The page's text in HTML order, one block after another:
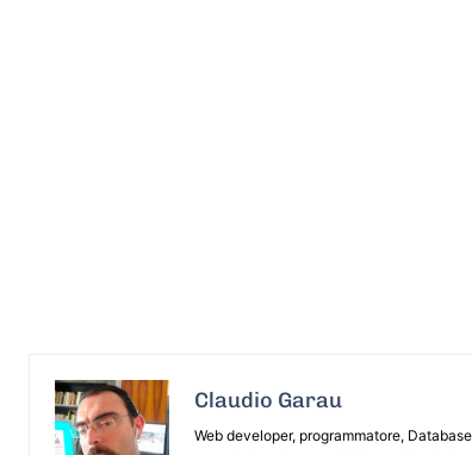
Claudio Garau
Web developer, programmatore,